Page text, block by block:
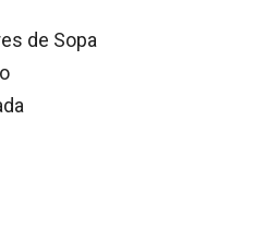
de Sopa